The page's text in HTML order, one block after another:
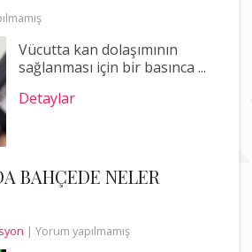
Vücutta kan dolaşımının
sağlanması için bir basınca ...
Detaylar
BAHÇEDE NELER
| Yorum yapılmamış